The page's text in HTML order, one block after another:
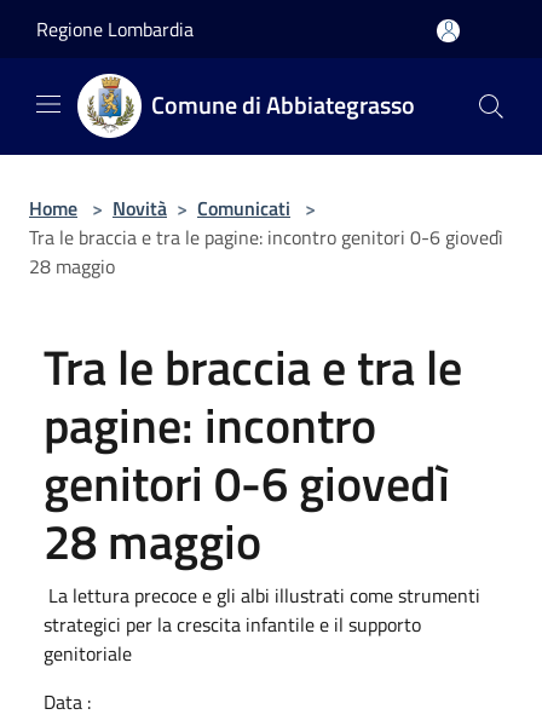
Regione Lombardia
Comune di Abbiategrasso
Home > Novità > Comunicati >
Tra le braccia e tra le pagine: incontro genitori 0-6 giovedì
28 maggio
Tra le braccia e tra le
pagine: incontro
genitori 0-6 giovedì
28 maggio
La lettura precoce e gli albi illustrati come strumenti
strategici per la crescita infantile e il supporto
genitoriale
Data :